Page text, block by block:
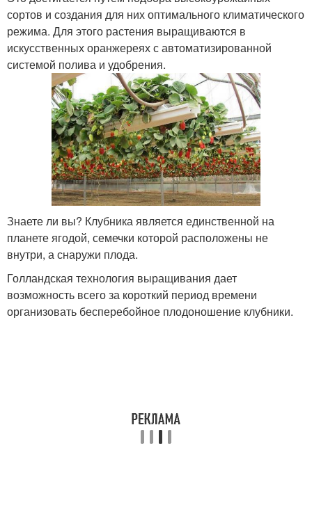
сортов и создания для них оптимального климатического
режима. Для этого растения выращиваются в
искусственных оранжереях с автоматизированной
системой полива и удобрения.
Знаете ли вы? Клубника является единственной на
планете ягодой, семечки которой расположены не
внутри, а снаружи плода.
Голландская технология выращивания дает
возможность всего за короткий период времени
организовать бесперебойное плодоношение клубники.